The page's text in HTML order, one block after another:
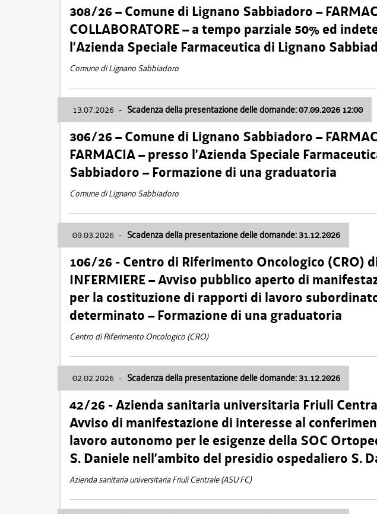
308/26 – Comune di Lignano Sabbiadoro –
COLLABORATORE – a tempo parziale 50% ed
l’Azienda Speciale Farmaceutica di Lignano
Comune di Lignano Sabbiadoro
13.07.2026 - Scadenza della presentazione delle domande: 07.09.2026 12:00
306/26 – Comune di Lignano Sabbiadoro –
FARMACIA – presso l’Azienda Speciale
Sabbiadoro – Formazione di una graduatoria
Comune di Lignano Sabbiadoro
09.03.2026 - Scadenza della presentazione delle domande: 31.12.2026
106/26 - Centro di Riferimento Oncologico (CRO)
INFERMIERE – Avviso pubblico aperto di
per la costituzione di rapporti di lavoro
determinato – Formazione di una graduatoria
Centro di Riferimento Oncologico (CRO)
02.02.2026 - Scadenza della presentazione delle domande: 31.12.2026
42/26 - Azienda sanitaria universitaria Friuli
Avviso di manifestazione di interesse al
lavoro autonomo per le esigenze della SOC
S. Daniele nell’ambito del presidio ospedaliero S.
Azienda sanitaria universitaria Friuli Centrale (ASU FC)